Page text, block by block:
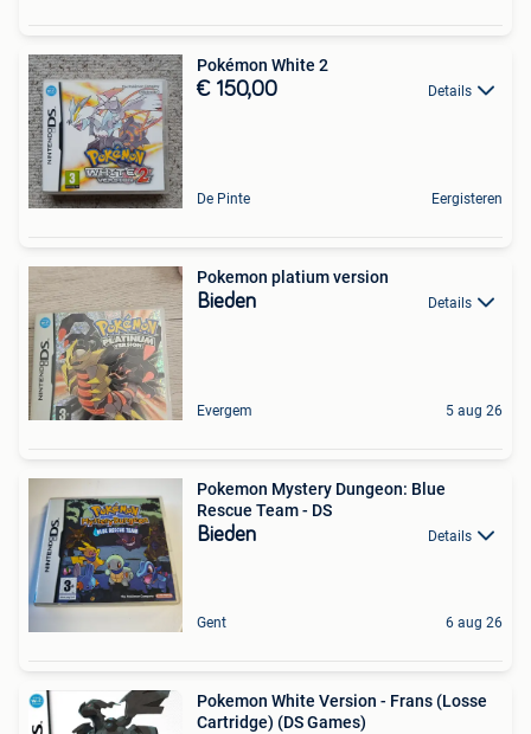
Pokémon White 2
€ 150,00 Details
De Pinte Eergisteren
Pokemon platium version
Bieden Details
Evergem 5 aug 26
Pokemon Mystery Dungeon: Blue
Rescue Team - DS
Bieden Details
Gent 6 aug 26
Pokemon White Version - Frans (Losse
Cartridge) (DS Games)